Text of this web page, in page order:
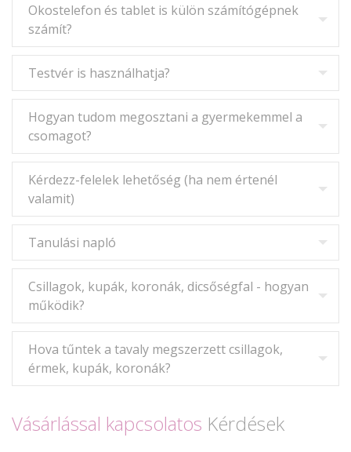
Okostelefon és tablet is külön számítógépnek
számít?
Testvér is használhatja?
Hogyan tudom megosztani a gyermekemmel a
csomagot?
Kérdezz-felelek lehetőség (ha nem értenél
valamit)
Tanulási napló
Csillagok, kupák, koronák, dicsőségfal - hogyan
működik?
Hova tűntek a tavaly megszerzett csillagok,
érmek, kupák, koronák?
Vásárlással kapcsolatos Kérdések